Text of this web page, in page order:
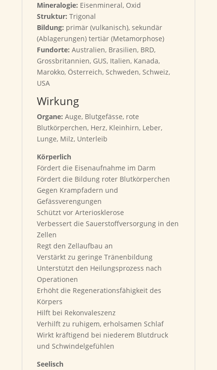
Mineralogie: Eisenmineral, Oxid
Struktur: Trigonal
Bildung: primär (vulkanisch), sekundär
(Ablagerungen) tertiär (Metamorphose)
Fundorte: Australien, Brasilien, BRD,
Grossbritannien, GUS, Italien, Kanada,
Marokko, Österreich, Schweden, Schweiz,
USA
Wirkung
Organe: Auge, Blutgefässe, rote
Blutkörperchen, Herz, Kleinhirn, Leber,
Lunge, Milz, Unterleib
Körperlich
Fördert die Eisenaufnahme im Darm
Fördert die Bildung roter Blutkörperchen
Gegen Krampfadern und
Gefässverengungen
Schützt vor Arteriosklerose
Verbessert die Sauerstoffversorgung in den
Zellen
Regt den Zellaufbau an
Verstärkt zu geringe Tränenbildung
Unterstützt den Heilungsprozess nach
Operationen
Erhöht die Regenerationsfähigkeit des
Körpers
Hilft bei Rekonvaleszenz
Verhilft zu ruhigem, erholsamen Schlaf
Wirkt kräftigend bei niederem Blutdruck
und Schwindelgefühlen
Seelisch